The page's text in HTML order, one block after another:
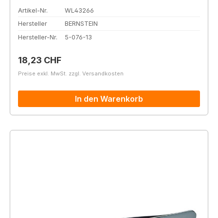
Artikel-Nr.
WL43266
Hersteller
BERNSTEIN
Hersteller-Nr.
5-076-13
Regulärer Preis:
18,23 CHF
Preise exkl. MwSt. zzgl. Versandkosten
In den Warenkorb